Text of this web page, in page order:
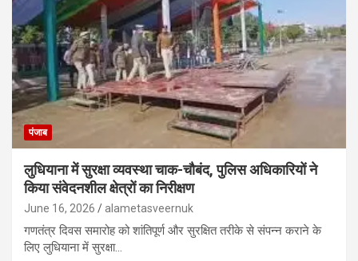
पंजाब
लुधियाना में सुरक्षा व्यवस्था चाक-चौबंद, पुलिस अधिकारियों ने
किया संवेदनशील क्षेत्रों का निरीक्षण
June 16, 2026 alametasveernuk
गणतंत्र दिवस समारोह को शांतिपूर्ण और सुरक्षित तरीके से संपन्न कराने के
लिए लुधियाना में सुरक्षा…